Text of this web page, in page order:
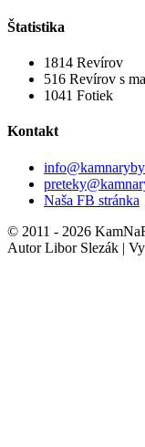
Štatistika
1814 Revírov
516 Revírov s
1041 Fotiek
Kontakt
Naša FB stránka
© 2011 - 2026
Autor Libor Slezák |